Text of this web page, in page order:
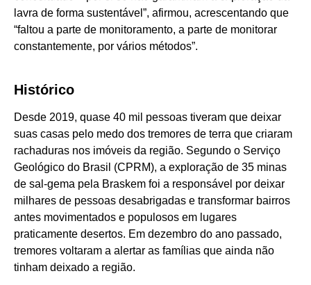
lavra de forma sustentável”, afirmou, acrescentando que
“faltou a parte de monitoramento, a parte de monitorar
constantemente, por vários métodos”.
Histórico
Desde 2019, quase 40 mil pessoas tiveram que deixar
suas casas pelo medo dos tremores de terra que criaram
rachaduras nos imóveis da região. Segundo o Serviço
Geológico do Brasil (CPRM), a exploração de 35 minas
de sal-gema pela Braskem foi a responsável por deixar
milhares de pessoas desabrigadas e transformar bairros
antes movimentados e populosos em lugares
praticamente desertos. Em dezembro do ano passado,
tremores voltaram a alertar as famílias que ainda não
tinham deixado a região.